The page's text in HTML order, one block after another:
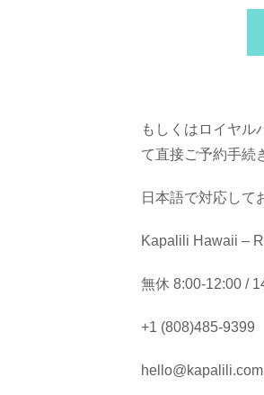
もしくはロイヤル
て直接ご予約手続
日本語で対応して
Kapalili Hawaii –
無休 8:00-12:00 /
+1 (808)485-9399
hello@kapalili.com